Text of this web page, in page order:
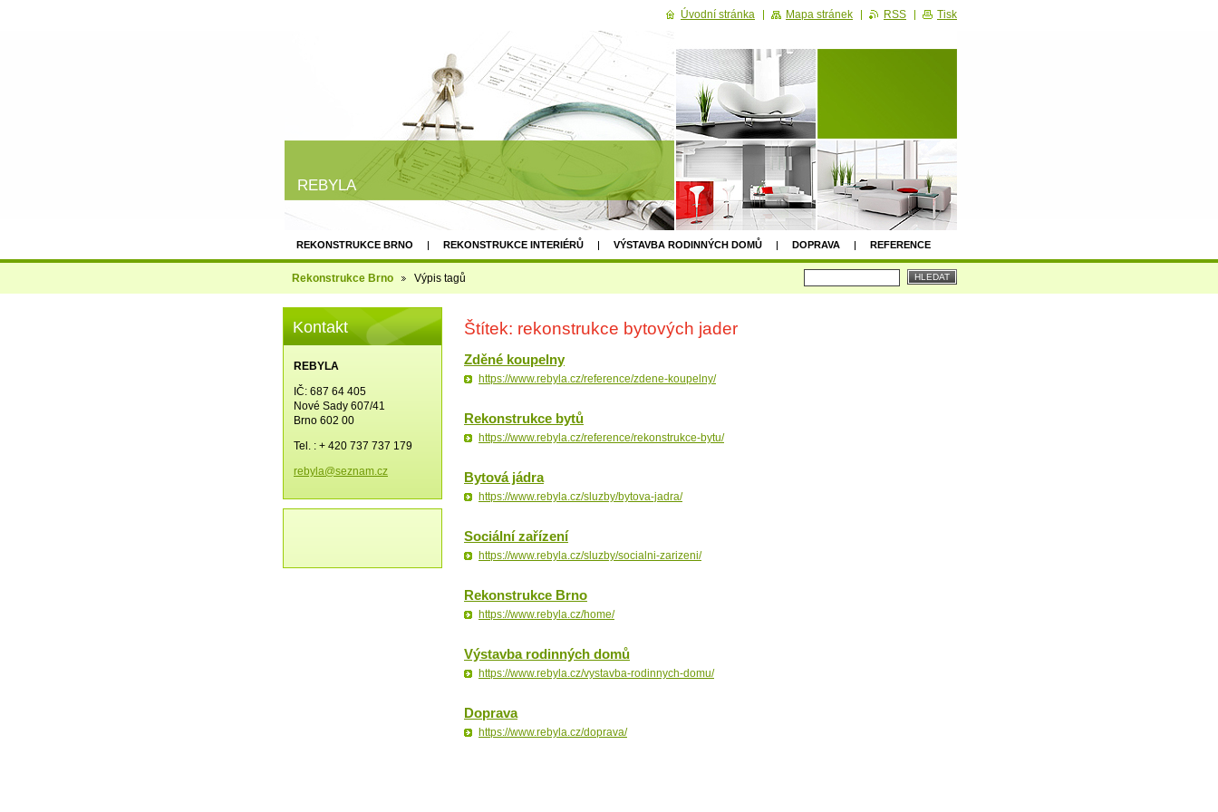
REBYLA
REKONSTRUKCE BRNO REKONSTRUKCE INTERIÉRŮ VÝSTAVBA RODINNÝCH DOMŮ DOPRAVA REFERENCE
KONTAKT
Rekonstrukce Brno Výpis tagů
Štítek: rekonstrukce bytových jader
Zděné koupelny
https://www.rebyla.cz/reference/zdene-koupelny/
Rekonstrukce bytů
https://www.rebyla.cz/reference/rekonstrukce-bytu/
Bytová jádra
https://www.rebyla.cz/sluzby/bytova-jadra/
Sociální zařízení
https://www.rebyla.cz/sluzby/socialni-zarizeni/
Rekonstrukce Brno
https://www.rebyla.cz/home/
Výstavba rodinných domů
https://www.rebyla.cz/vystavba-rodinnych-domu/
Doprava
https://www.rebyla.cz/doprava/
Kontakt
REBYLA
IČ: 687 64 405
Nové Sady 607/41
Brno 602 00
Tel. : + 420 737 737 179
rebyla@seznam.cz
Úvodní stránka Mapa stránek RSS Tisk